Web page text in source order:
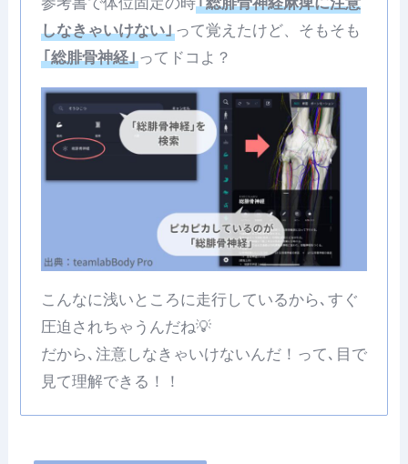
しなきゃいけない｣って覚えたけど、そもそも
｢総腓骨神経｣ってドコよ？
こんなに浅いところに走行しているから､すぐ
圧迫されちゃうんだね💡
だから､注意しなきゃいけないんだ！って､目で
見て理解できる！！